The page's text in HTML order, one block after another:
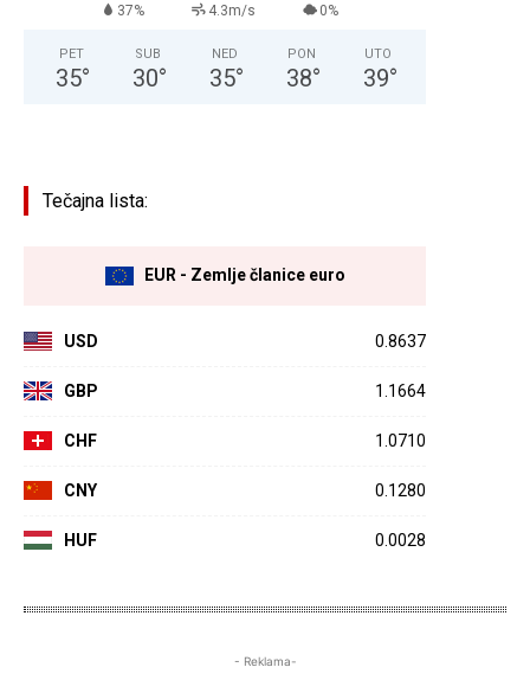
37% 4.3m/s 0%
PET
35°
SUB
30°
NED
35°
PON
38°
UTO
39°
Tečajna lista:
EUR - Zemlje članice euro
USD 0.8637
GBP 1.1664
CHF 1.0710
CNY 0.1280
HUF 0.0028
- Reklama-